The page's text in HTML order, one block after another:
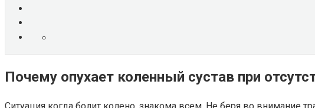
Почему опухает коленный сустав при
Ситуация когда болит колено, знакома всем. Не беря во внимание